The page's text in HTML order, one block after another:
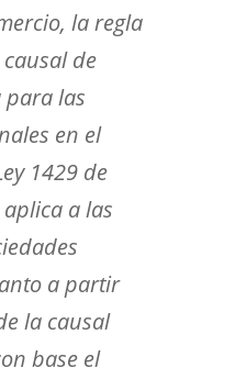
la regla
de
las
en el
1429 de
a las
a partir
la causal
base el